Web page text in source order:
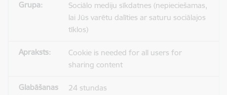
Sociālo mediju sīkdatnes (nepieciešamas,
lai Jūs varētu dalīties ar saturu sociālajos
tīklos)
Cookie is needed for all users for
sharing content
24 stundas